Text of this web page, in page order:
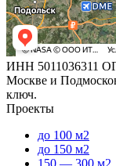
ИНН 5011036311
Москве и
ключ.
Проекты
до 100 м2
до 150 м2